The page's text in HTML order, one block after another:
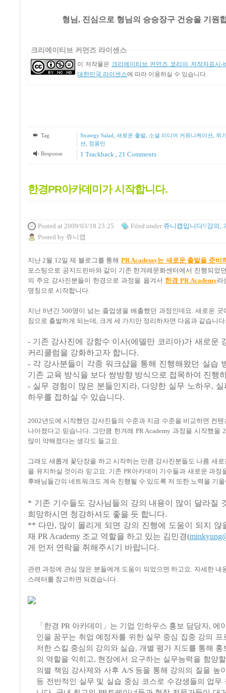
형님, 진심으로 형님의 승승장구 건승을 기원
크리에이티브 커먼즈 라이센스
이 저작물은 크리에이티브 커먼즈 코리아 저작자표시-
대한민국 라이센스에 따라 이용하실 수 있습니다.
Tag Strategy Salad, 새로운 출발, 소셜 미디어 커뮤니케이션, 위
션, 정용민
Response
1 Trackback 21 Comments
한경PR아카데미가 시작합니다.
Posted at 2009/03/18 23:25 Filed under 쥬니캡입니다!/강의,
Posted by 쥬니캡
지난 2월 12일 제 블로그를 통해 PR Academy는 새로운 출발을 준비
포스팅으로 공지드린바와 같이 기존 한겨레문화센터에서 진행되었
의 주요 강사진분들이 한경으로 과정을 옮겨서 한경 PR Academy라
명칭으로 시작합니다.
지난 8년간 500명이 넘는 졸업생을 배출했던 과정인데요. 새로운 곳
짐으로 출발하게 되는데 , 크게 세 가지만 정리하자면 다음과 같습니다.
- 기존 강사진에 강함수 이사(에델만 코리아)가 새로운
커리쿨럼을 강화하고자 합니다.
- 각 강사분들이 각종 워크샵을 통해 진행해왔던 실습
기존 교육 방식을 보다 쌍방향 방식으로 접목하여 진행
- 실무 경험이 많은 분들인지라, 다양한 실무 노하우,
하우를 접하실 수 있습니다.
2002년도에 시작했던 강사진들의 수준과 지금 수준을 비교하면 컨
나아졌다고 믿습니다. 그만큼 한겨레 PR Academy 과정을 시작했을
많이 약해졌다는 생각도 들고요.
그래도 새롭게 꽃단장을 하고 시작하는 만큼 강사진분들도 나름 새
을 유지하실 것이라 믿고요. 기존 PR아카데미 기수들과 새로운 과정
후배님들간의 네트워크도 계속 진행될 수 있도록 저 또한 노력을 기
* 기존 기수들도 강사님들의 강의 내용이 많이 달라질
희망하시면 청강하셔도 좋을 듯 합니다.
** 다만, 많이 몰리게 되면 강의 진행에 도움이 되지 않
재 PR Academy 조교 역할을 하고 있는 김민경(
게 먼저 연락을 취해주시기 바랍니다.
관련 과정에 관심 많은 분들에게 도움이 되었으면 하고요. 자세한 내
스레터를 참고하면 되겠습니다.
「한경 PR 아카데미」는 기업 인하우스 홍보 담당자, 에
인을 꿈꾸는 취업 예정자를 위한 실무 중심 집중 강의 프
저한 스킬 중심의 강의와 실습, 개별 평가 지도를 통해 홍
의 역할을 익히고, 현장에서 요구하는 실무능력을 함양
의별 책임 강사제와 사후 A/S 등을 통해 강의의 질을 높
등 전반적인 실무 및 실습 중심 코스로 수강생들의 업무